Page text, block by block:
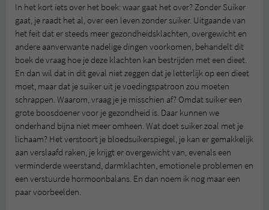
In het kort iets over het boek: waar gaat het over? Zonder Suiker
gaat, je raadt het al, over een leven zonder suiker. Uitgaande van
het feit dat er steeds meer gezondheidsklachten, overgewicht en
andere aanverwante nadelige dingen voorkomen, behandelt dit
boek de vraag hoe je deze klachten kan bestrijden met een dieet.
En dan wil dat in dit geval niet zeggen dat je letterlijk op een dieet
moet, maar dat je suiker uit je voedingspatroon zou moeten
schrappen. Waarom, vraag je je misschien af? Omdat suiker een
grote boosdoener voor je gezondheid is. Daar kunnen we
onderhand bijna niet meer omheen. Wat doet suiker zoal met je
lichaam? Het verstoort je bloedsuikerspiegel, je kan er gemakkelijk
aan verslaafd raken, je krijgt er overgewicht van, evenals een
verminderde weerstand, darmklachten, emotionele problemen en
een verstuurde hormoonbalans. En dan noem ik nog maar een
paar voorbeelden.